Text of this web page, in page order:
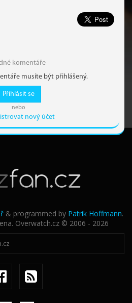
komentáře
musíte být přihlášený.
Přihlásit se
nebo
nový účet
& programmed by Patrik Hoffmann.
Overwatch.cz © 2006 - 2026